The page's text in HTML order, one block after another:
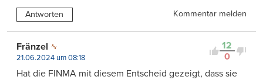
Antworten Kommentar melden
12
0
Fränzel
21.06.2024 um 08:18
Hat die FINMA mit diesem Entscheid gezeigt, dass sie